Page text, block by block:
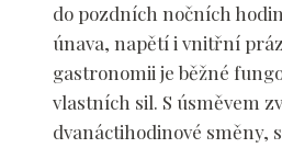
do pozdních nočních
únava, napětí i vnitřní
gastronomii je běžné
vlastních sil. S úsměvem
dvanáctihodinové směny,